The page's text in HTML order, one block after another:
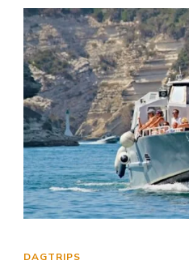
DAGTRIPS